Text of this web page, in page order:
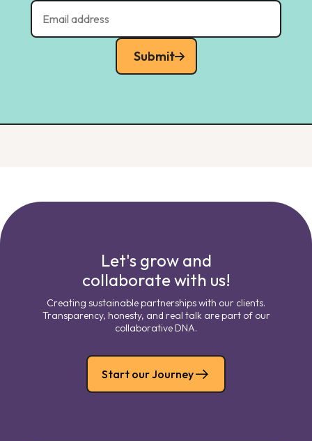
Submit
Let's grow and
collaborate with us!
Creating sustainable partnerships with our clients.
Transparency, honesty, and real talk are part of our
collaborative DNA.
Start our Journey